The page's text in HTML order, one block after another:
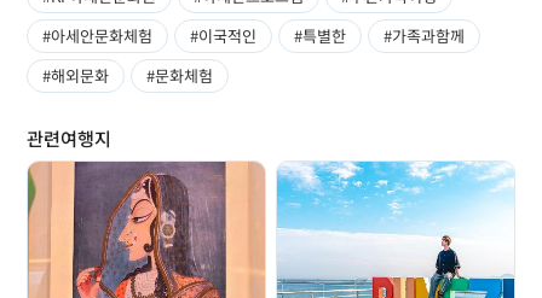
#아세안문화체험
#이국적인 #특별한
#가족과함께
#해외문화
#문화체험
관련여행지